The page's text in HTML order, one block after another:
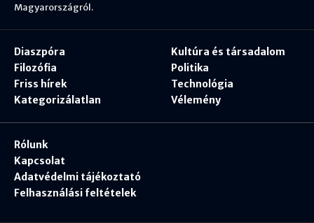
Magyarországról.
Diaszpóra
Filozófia
Friss hírek
Kategorizálatlan
Kultúra és társadalom
Politika
Technológia
Vélemény
Rólunk
Kapcsolat
Adatvédelmi tájékoztató
Felhasználási feltételek